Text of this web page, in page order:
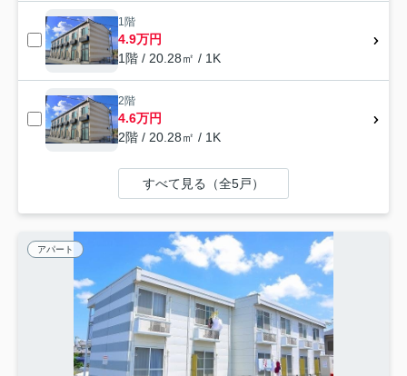
1階
4.9万円
1階 / 20.28㎡ / 1K
2階
4.6万円
2階 / 20.28㎡ / 1K
すべて見る（全5戸）
アパート